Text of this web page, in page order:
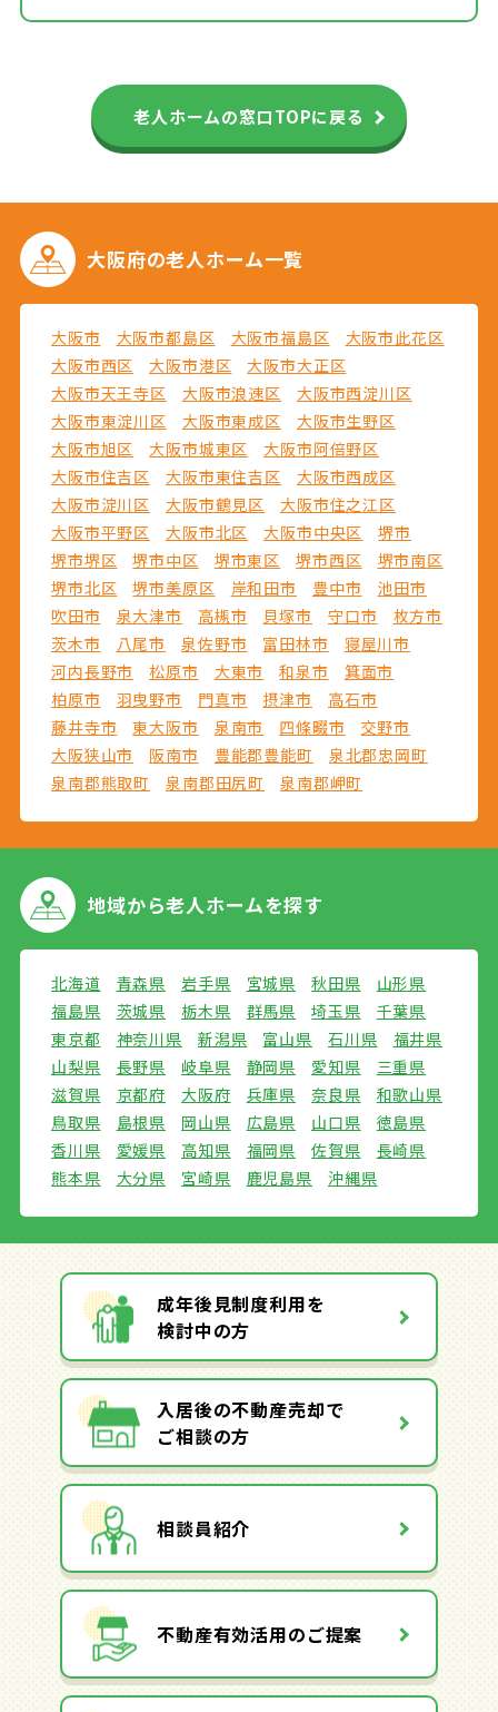
老人ホームの窓口TOPに戻る
大阪府の老人ホーム一覧
大阪市 大阪市都島区 大阪市福島区
大阪市此花区
大阪市西区
大阪市港区
大阪市大正区
大阪市天王寺区
大阪市浪速区
大阪市西淀川区
大阪市東淀川区
大阪市東成区
大阪市生野区
大阪市旭区
大阪市城東区
大阪市阿倍野区
大阪市住吉区
大阪市東住吉区
大阪市西成区
大阪市淀川区
大阪市鶴見区
大阪市住之江区
大阪市平野区
大阪市北区 大阪市中央区
堺市
堺市堺区
堺市中区 堺市東区 堺市西区
堺市南区
堺市北区
堺市美原区 岸和田市 豊中市
池田市
吹田市
泉大津市 高槻市 貝塚市 守口市
枚方市
茨木市
八尾市 泉佐野市 富田林市
寝屋川市
河内長野市
松原市 大東市 和泉市
箕面市
柏原市
羽曳野市 門真市 摂津市
高石市
藤井寺市
東大阪市 泉南市 四條畷市
交野市
大阪狭山市
阪南市 豊能郡豊能町
泉北郡忠岡町
泉南郡熊取町
泉南郡田尻町 泉南郡岬町
地域から老人ホームを探す
北海道 青森県 岩手県 宮城県 秋田県
山形県
福島県
茨城県 栃木県 群馬県 埼玉県
千葉県
東京都
神奈川県 新潟県 富山県 石川県
福井県
山梨県
長野県 岐阜県 静岡県 愛知県
三重県
滋賀県
京都府 大阪府 兵庫県 奈良県
和歌山県
鳥取県
島根県 岡山県 広島県 山口県
徳島県
香川県
愛媛県 高知県 福岡県 佐賀県
長崎県
熊本県
大分県 宮崎県 鹿児島県 沖縄県
成年後見制度利用を
検討中の方
入居後の不動産売却で
ご相談の方
相談員紹介
不動産有効活用のご提案